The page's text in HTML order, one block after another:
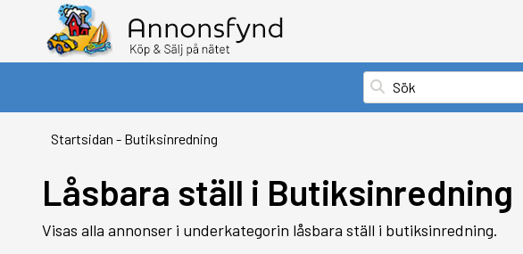
Startsidan - Butiksinredning
Låsbara ställ i Butiksinredning
Visas alla annonser i underkategorin låsbara ställ i butiksinredning.